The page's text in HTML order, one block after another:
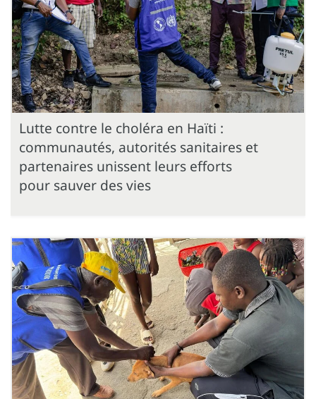
Lutte contre le choléra en Haïti :
communautés, autorités sanitaires et
partenaires unissent leurs efforts
pour sauver des vies